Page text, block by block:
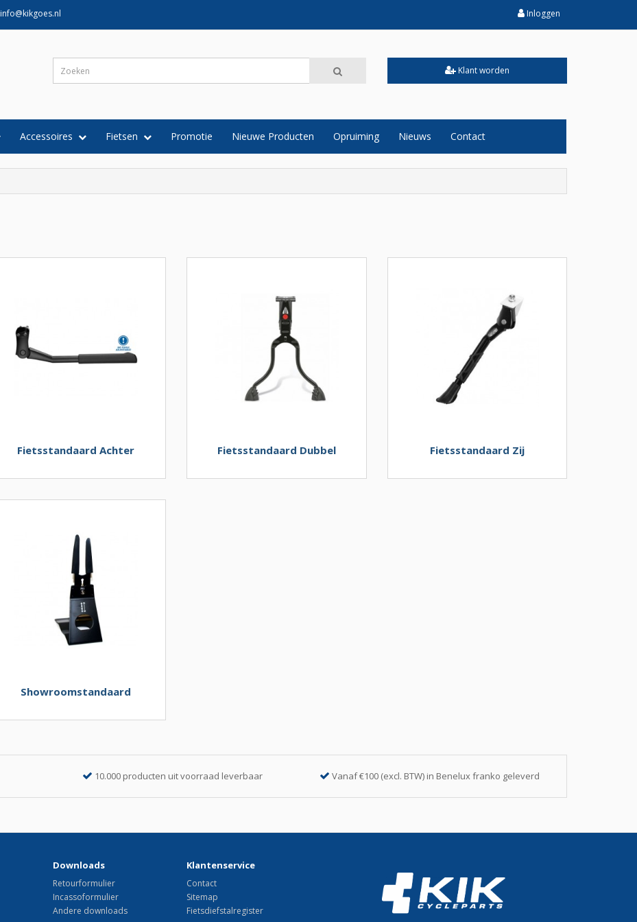
info@kikgoes.nl Inloggen
Klant worden
Accessoires Fietsen Promotie Nieuwe Producten Opruiming Nieuws Contact
Fietsstandaard Achter Fietsstandaard Dubbel Fietsstandaard Zij
Showroomstandaard
10.000 producten uit voorraad leverbaar Vanaf €100 (excl. BTW) in Benelux franko geleverd
Downloads
Retourformulier
Incassoformulier
Andere downloads
Klantenservice
Contact
Sitemap
Fietsdiefstalregister